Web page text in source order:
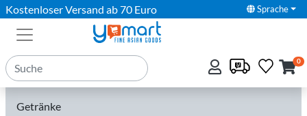
Kostenloser Versand ab 70 Euro Sprache
0
Getränke